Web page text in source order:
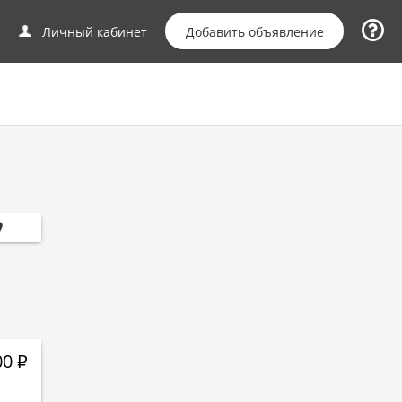
Личный кабинет Добавить объявление
Р